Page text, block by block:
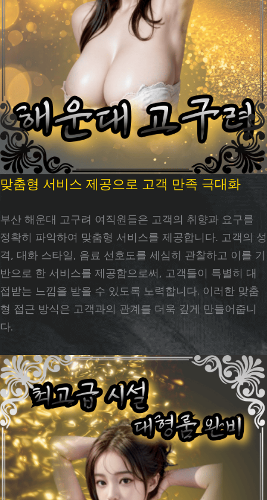
맞춤형 서비스 제공으로 고객 만족 극대화
부산 해운대 고구려 여직원들은 고객의 취향과 요구를
정확히 파악하여 맞춤형 서비스를 제공합니다. 고객의 성
격, 대화 스타일, 음료 선호도를 세심히 관찰하고 이를 기
반으로 한 서비스를 제공함으로써, 고객들이 특별히 대
접받는 느낌을 받을 수 있도록 노력합니다. 이러한 맞춤
형 접근 방식은 고객과의 관계를 더욱 깊게 만들어줍니
다.